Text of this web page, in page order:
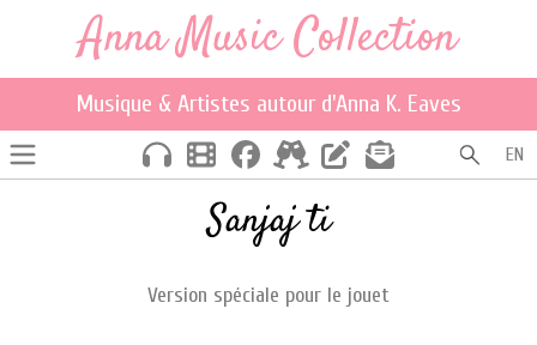
Anna Music Collection
Musique & Artistes autour d'Anna K. Eaves
EN
Sanjaj ti
Version spéciale pour le jouet